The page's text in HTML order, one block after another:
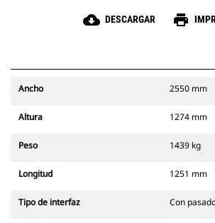
cloud_download DESCARGAR print
Ancho 2550 mm
Altura 1274 mm
Peso 1439 kg
Longitud 1251 mm
Tipo de interfaz Con